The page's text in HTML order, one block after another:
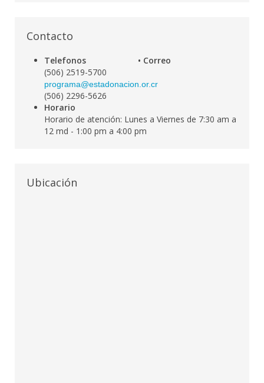
Contacto
Telefonos • Correo
(506) 2519-5700
programa@estadonacion.or.cr
(506) 2296-5626
Horario
Horario de atención: Lunes a Viernes de 7:30 am a
12 md - 1:00 pm a 4:00 pm
Ubicación